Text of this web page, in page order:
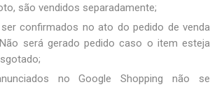
são vendidos separadamente;
confirmados no ato do pedido de venda
será gerado pedido caso o item esteja
no Google Shopping não se